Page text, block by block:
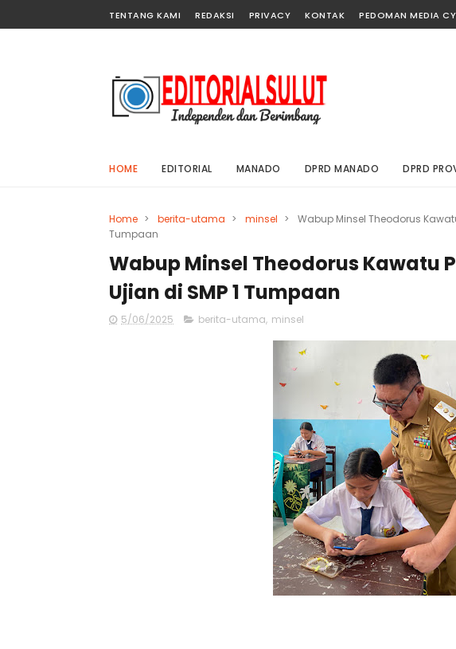
TENTANG KAMI REDAKSI PRIVACY KONTAK PEDOMAN MEDIA
HOME EDITORIAL MANADO DPRD MANADO DPRD
Home > berita-utama > minsel >
Wabup Minsel Theodorus
Tumpaan
Wabup Minsel Theodorus Kawatu
Ujian di SMP 1 Tumpaan
5/06/2025 berita-utama, minsel